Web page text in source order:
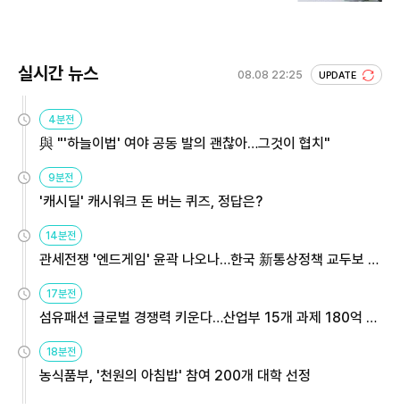
실시간 뉴스 08.08 22:25 UPDATE
4분전
與 "'하늘이법' 여야 공동 발의 괜찮아…그것이 협치"
9분전
'캐시딜' 캐시워크 돈 버는 퀴즈, 정답은?
14분전
관세전쟁 '엔드게임' 윤곽 나오나…한국 新통상정책 교두보 활
17분전
섬유패션 글로벌 경쟁력 키운다…산업부 15개 과제 180억 지
18분전
농식품부, '천원의 아침밥' 참여 200개 대학 선정